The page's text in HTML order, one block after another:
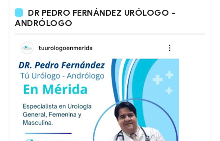
DR PEDRO FERNÁNDEZ URÓLOGO -
ANDRÓLOGO